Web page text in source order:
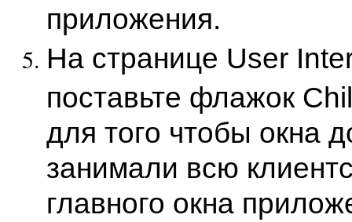
приложения.
На странице User
поставьте флажок
для того чтобы окна
занимали всю
главного окна